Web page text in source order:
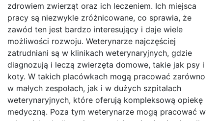
zdrowiem zwierząt oraz ich leczeniem. Ich miejsca
pracy są niezwykle zróżnicowane, co sprawia, że
zawód ten jest bardzo interesujący i daje wiele
możliwości rozwoju. Weterynarze najczęściej
zatrudniani są w klinikach weterynaryjnych, gdzie
diagnozują i leczą zwierzęta domowe, takie jak psy i
koty. W takich placówkach mogą pracować zarówno
w małych zespołach, jak i w dużych szpitalach
weterynaryjnych, które oferują kompleksową opiekę
medyczną. Poza tym weterynarze mogą pracować w